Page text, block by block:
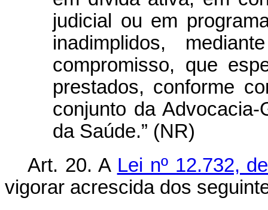
judicial ou em
inadimplidos,
compromisso, que
prestados, conforme
conjunto da
da Saúde.” (NR)
Art. 20. A Lei nº 12.732,
vigorar acrescida dos